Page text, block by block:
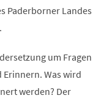
Paderborner Landes
um Fragen
Was wird
werden? Der